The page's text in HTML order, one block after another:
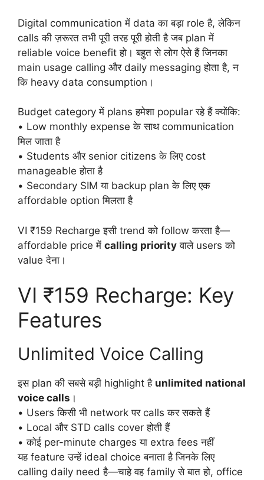
Digital communication में data का बड़ा role है, लेकिन
calls की ज़रूरत तभी पूरी तरह पूरी होती है जब plan में
reliable voice benefit हो। बहुत से लोग ऐसे हैं जिनका
main usage calling और daily messaging होता है, न
कि heavy data consumption।
Budget category में plans हमेशा popular रहे हैं क्योंकि:
• Low monthly expense के साथ communication
मिल जाता है
• Students और senior citizens के लिए cost
manageable होता है
• Secondary SIM या backup plan के लिए एक
affordable option मिलता है
VI ₹159 Recharge इसी trend को follow करता है—
affordable price में calling priority वाले users को
value देना।
VI ₹159 Recharge: Key
Features
Unlimited Voice Calling
इस plan की सबसे बड़ी highlight है unlimited national
voice calls ।
• Users किसी भी network पर calls कर सकते हैं
• Local और STD calls cover होती हैं
• कोई per-minute charges या extra fees नहीं
यह feature उन्हें ideal choice बनाता है जिनके लिए
calling daily need है—चाहे वह family से बात हो, office